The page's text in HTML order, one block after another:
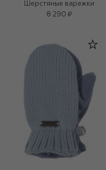
Шерстяные варежки
8 290 ₽